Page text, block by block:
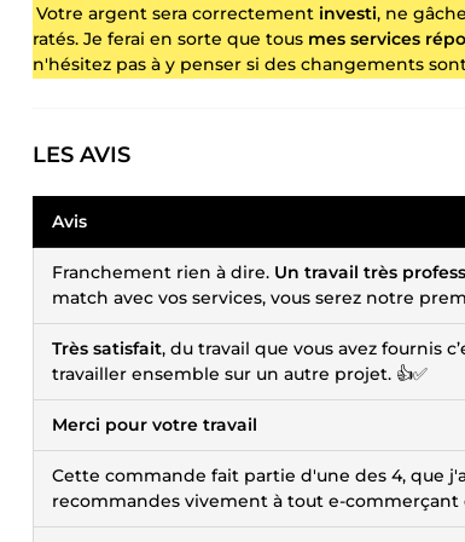
Votre argent sera correctement investi, ne
ratés. Je ferai en sorte que tous mes services
n'hésitez pas à y penser si des changements
LES AVIS
Avis
Franchement rien à dire. Un travail très
match avec vos services, vous serez notre
Très satisfait, du travail que vous avez fournis
travailler ensemble sur un autre projet. 👍✅
Merci pour votre travail
Cette commande fait partie d'une des 4, que
recommandes vivement à tout e-